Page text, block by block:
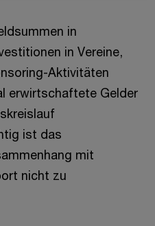
in
in Vereine,
Aktivitäten
erwirtschaftete Gelder
ist das
mit
nicht zu